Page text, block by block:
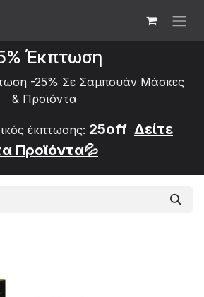
Έκπτωση
-25% Σε Σαμπουάν Μάσκες
& Προϊόντα
έκπτωσης: 25off Δείτε
Προϊόντα💦